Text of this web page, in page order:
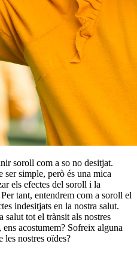
soroll com a so no desitjat.
simple, però és una mica
els efectes del soroll i la
tant, entendrem com a soroll el
indesitjats en la nostra salut.
salut tot el trànsit als nostres
acostumem? Sofreix alguna
les nostres oïdes?